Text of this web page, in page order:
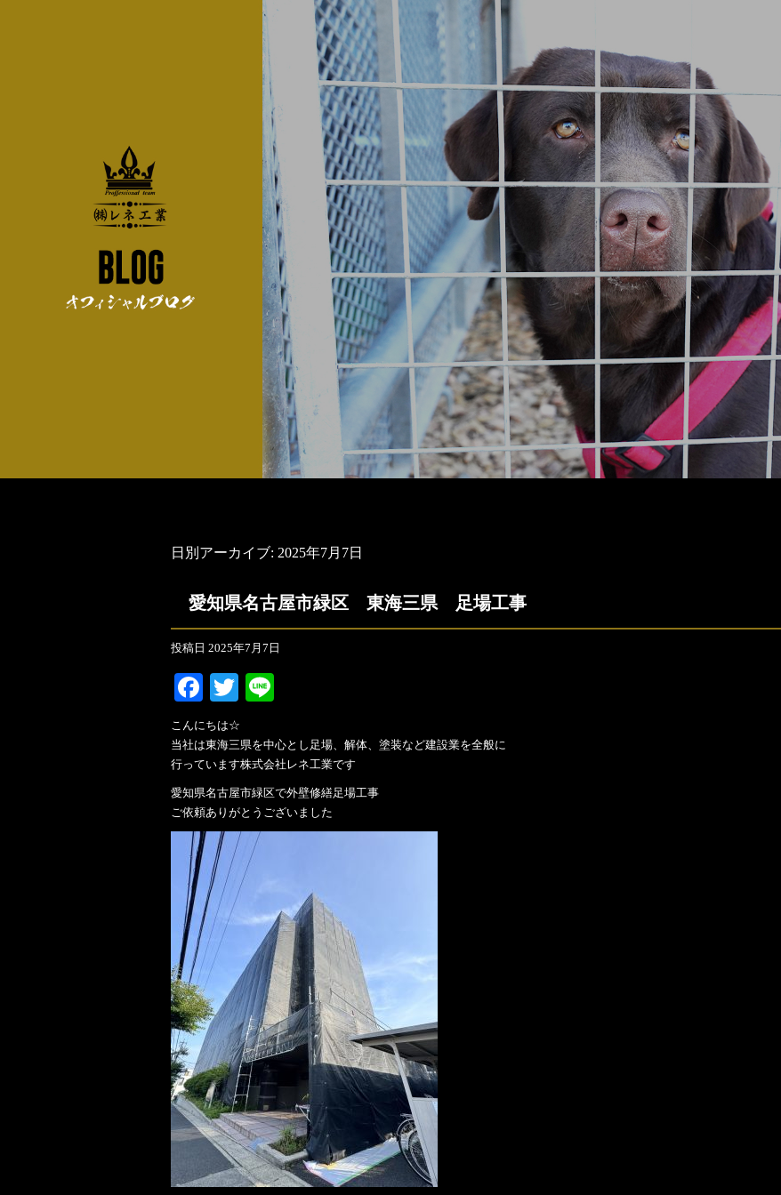
日別アーカイブ: 2025年7月7日
愛知県名古屋市緑区 東海三県 足場工事
投稿日 2025年7月7日
Facebook
Twitter
こんにちは☆
当社は東海三県を中心とし足場、解体、塗装など建設業を全般に
行っています株式会社レネ工業です
愛知県名古屋市緑区で外壁修繕足場工事
ご依頼ありがとうございました